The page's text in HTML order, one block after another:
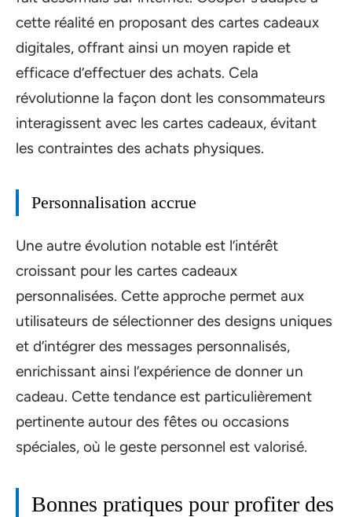
cette réalité en proposant des cartes cadeaux
digitales, offrant ainsi un moyen rapide et
efficace d’effectuer des achats. Cela
révolutionne la façon dont les consommateurs
interagissent avec les cartes cadeaux, évitant
les contraintes des achats physiques.
Personnalisation accrue
Une autre évolution notable est l’intérêt
croissant pour les cartes cadeaux
personnalisées. Cette approche permet aux
utilisateurs de sélectionner des designs uniques
et d’intégrer des messages personnalisés,
enrichissant ainsi l’expérience de donner un
cadeau. Cette tendance est particulièrement
pertinente autour des fêtes ou occasions
spéciales, où le geste personnel est valorisé.
Bonnes pratiques pour profiter des